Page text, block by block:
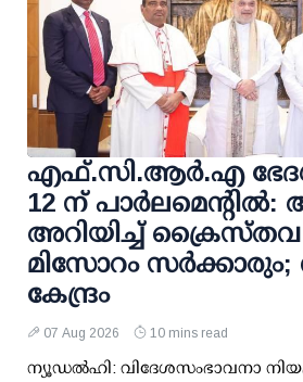
എഫ്.സി.ആര്‍.എ
12 ന്
അറിയിച്ച്
മിസോറം സര്‍ക്കാരും;
കേന്ദ്രം
07 Aug 2026 10 mins read
ന്യൂഡല്‍ഹി: വിദേശസംഭാവനാ